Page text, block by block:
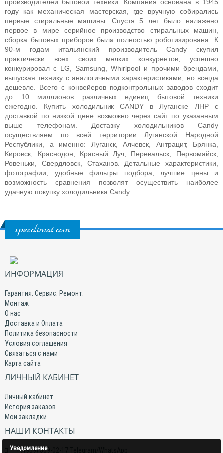
производителей бытовой техники. Компания основана в 1945
году как механическая мастерская, где вручную собирались
первые стиральные машины. Спустя 5 лет было налажено
первое в мире серийное производство стиральных машин,
сборка бытовых приборов была полностью роботизирована. К
90-м годам итальянский производитель Candy скупил
практически всех своих мелких конкурентов, успешно
конкурировал с LG, Samsung, Whirlpool и прочими брендами,
выпуская технику с аналогичными характеристиками, но всегда
дешевле. Всего с конвейеров подконтрольных заводов сходит
до 10 миллионов различных единиц бытовой техники
ежегодно. Купить холодильник CANDY в Луганске ЛНР с
доставкой по низкой цене возможно через сайт по указанным
выше телефонам. Доставку холодильников Candy
осуществляем по всей территории Луганской Народной
Республики, а именно: Луганск, Алчевск, Антрацит, Брянка,
Кировск, Краснодон, Красный Луч, Перевальск, Первомайск,
Ровеньки, Свердловск, Стаханов. Детальные характеристики,
фотографии, удобные фильтры подбора, лучшие цены и
возможность сравнения позволят осуществить наиболее
удачную покупку холодильника Candy.
specclimat.com
ИНФОРМАЦИЯ
Гарантия. Сервис. Ремонт.
Монтаж
О нас
Доставка и Оплата
Политика безопасности
Условия соглашения
Связаться с нами
Карта сайта
ЛИЧНЫЙ КАБИНЕТ
Личный кабинет
История заказов
Мои закладки
НАШИ КОНТАКТЫ
+7(959) 509-02-17 Telegram/WhatsApp
Уведомление